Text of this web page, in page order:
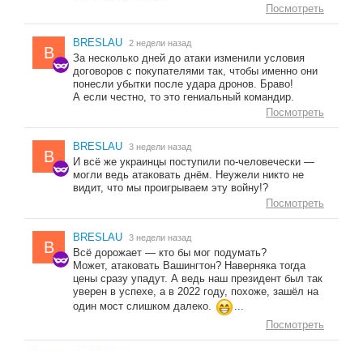
Посмотреть
B
BRESLAU 2 недели назад
За несколько дней до атаки изменили условия
договоров с покупателями так, чтобы именно они
понесли убытки после удара дронов. Браво!
А если честно, то это гениальный командир.
Посмотреть
B
BRESLAU 3 недели назад
И всё же украинцы поступили по-человечески —
могли ведь атаковать днём. Неужели никто не
видит, что мы проигрываем эту войну!?
Посмотреть
B
BRESLAU 3 недели назад
Всё дорожает — кто бы мог подумать?
Может, атаковать Вашингтон? Наверняка тогда
цены сразу упадут. А ведь наш президент был так
уверен в успехе, а в 2022 году, похоже, зашёл на
один мост слишком далеко.
Посмотреть